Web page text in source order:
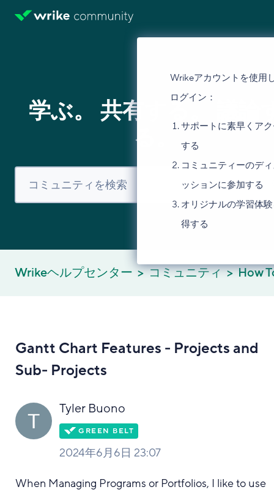
Wrikeアカウントを使用
ログイン：
サポートに素早くア
する
コミュニティーのデ
ッションに参加する
オリジナルの学習体
得する
学ぶ。 共有する。 議論
る。
Wrikeヘルプセンター コミュニティ How
Gantt Chart Features - Projects and
Sub- Projects
Tyler Buono
2024年6月6日 23:07
When Managing Programs or Portfolios, I like to use